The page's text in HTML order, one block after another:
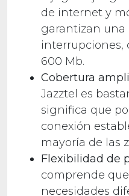
de internet y
garantizan una
interrupciones,
600 Mb.
Cobertura
Jazztel es
significa que
conexión
mayoría de las
Flexibilidad de
comprende
necesidades